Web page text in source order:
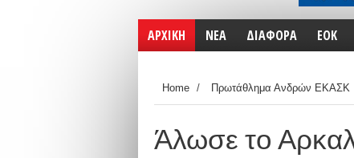
ΑΡΧΙΚΗ ΝΕΑ ΔΙΑΦΟΡΑ ΕΟΚ
Home / Πρωτάθλημα Ανδρών ΕΚΑΣΚ
Άλωσε το